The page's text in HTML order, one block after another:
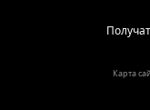
Карта